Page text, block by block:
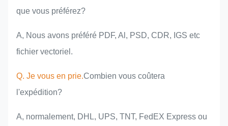
que vous préférez?
A, Nous avons préféré PDF, Al, PSD, CDR, IGS etc
fichier vectoriel.
Q. Je vous en prie.Combien vous coûtera
l'expédition?
A, normalement, DHL, UPS, TNT, FedEX Express ou